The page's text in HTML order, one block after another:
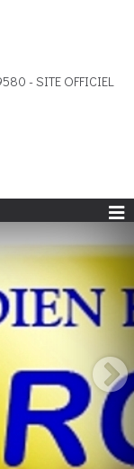
- SITE OFFICIEL